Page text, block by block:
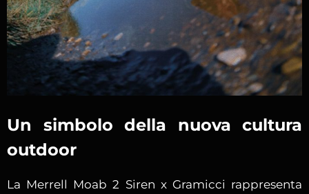
Un simbolo della nuova cultura
outdoor
La Merrell Moab 2 Siren x Gramicci rappresenta